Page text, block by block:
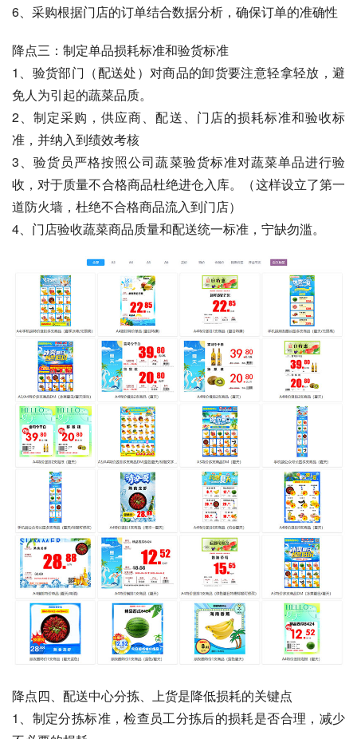
6、采购根据门店的订单结合数据分析，确保订单的准确性
降点三：制定单品损耗标准和验货标准
1、验货部门（配送处）对商品的卸货要注意轻拿轻放，避
免人为引起的蔬菜品质。
2、制定采购，供应商、配送、门店的损耗标准和验收标
准，并纳入到绩效考核
3、验货员严格按照公司蔬菜验货标准对蔬菜单品进行验
收，对于质量不合格商品杜绝进仓入库。（这样设立了第一
道防火墙，杜绝不合格商品流入到门店）
4、门店验收蔬菜商品质量和配送统一标准，宁缺勿滥。
降点四、配送中心分拣、上货是降低损耗的关键点
1、制定分拣标准，检查员工分拣后的损耗是否合理，减少